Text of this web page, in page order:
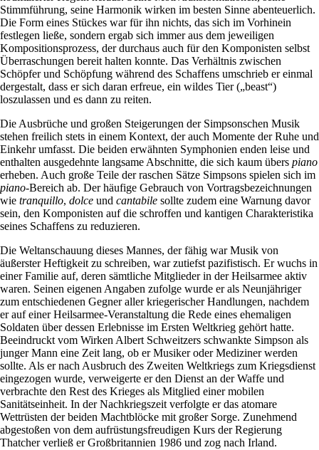
Stimmführung, seine Harmonik wirken im besten Sinne abenteuerlich.
Die Form eines Stückes war für ihn nichts, das sich im Vorhinein
festlegen ließe, sondern ergab sich immer aus dem jeweiligen
Kompositionsprozess, der durchaus auch für den Komponisten selbst
Überraschungen bereit halten konnte. Das Verhältnis zwischen
Schöpfer und Schöpfung während des Schaffens umschrieb er einmal
dergestalt, dass er sich daran erfreue, ein wildes Tier („beast“)
loszulassen und es dann zu reiten.
Die Ausbrüche und großen Steigerungen der Simpsonschen Musik
stehen freilich stets in einem Kontext, der auch Momente der Ruhe und
Einkehr umfasst. Die beiden erwähnten Symphonien enden leise und
enthalten ausgedehnte langsame Abschnitte, die sich kaum übers piano
erheben. Auch große Teile der raschen Sätze Simpsons spielen sich im
piano-Bereich ab. Der häufige Gebrauch von Vortragsbezeichnungen
wie tranquillo, dolce und cantabile sollte zudem eine Warnung davor
sein, den Komponisten auf die schroffen und kantigen Charakteristika
seines Schaffens zu reduzieren.
Die Weltanschauung dieses Mannes, der fähig war Musik von
äußerster Heftigkeit zu schreiben, war zutiefst pazifistisch. Er wuchs in
einer Familie auf, deren sämtliche Mitglieder in der Heilsarmee aktiv
waren. Seinen eigenen Angaben zufolge wurde er als Neunjähriger
zum entschiedenen Gegner aller kriegerischer Handlungen, nachdem
er auf einer Heilsarmee-Veranstaltung die Rede eines ehemaligen
Soldaten über dessen Erlebnisse im Ersten Weltkrieg gehört hatte.
Beeindruckt vom Wirken Albert Schweitzers schwankte Simpson als
junger Mann eine Zeit lang, ob er Musiker oder Mediziner werden
sollte. Als er nach Ausbruch des Zweiten Weltkriegs zum Kriegsdienst
eingezogen wurde, verweigerte er den Dienst an der Waffe und
verbrachte den Rest des Krieges als Mitglied einer mobilen
Sanitätseinheit. In der Nachkriegszeit verfolgte er das atomare
Wettrüsten der beiden Machtblöcke mit großer Sorge. Zunehmend
abgestoßen von dem aufrüstungsfreudigen Kurs der Regierung
Thatcher verließ er Großbritannien 1986 und zog nach Irland.